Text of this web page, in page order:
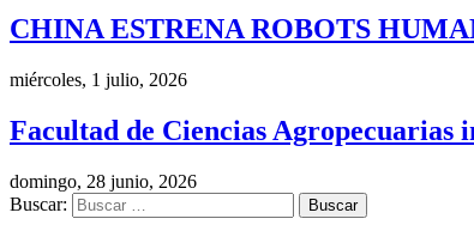
CHINA ESTRENA ROBOTS
miércoles, 1 julio, 2026
Facultad de Ciencias Agropecuarias
domingo, 28 junio, 2026
Buscar: